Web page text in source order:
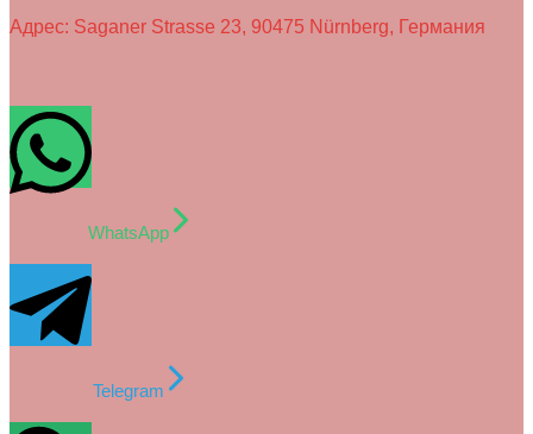
Адрес: Saganer Strasse 23, 90475 Nürnberg, Германия
WhatsApp
Telegram